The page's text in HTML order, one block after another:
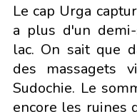
Le cap Urga
a plus d'un
lac. On sait que
des massagets
Sudochie. Le
encore les ruines